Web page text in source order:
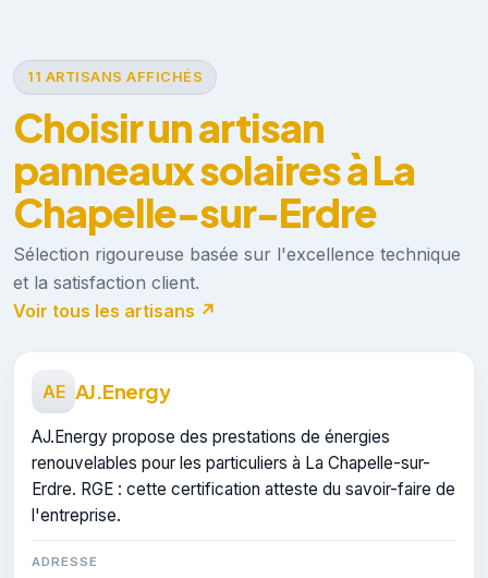
11 ARTISANS AFFICHÉS
Choisir un artisan
panneaux solaires à La
Chapelle-sur-Erdre
Sélection rigoureuse basée sur l'excellence technique
et la satisfaction client.
Voir tous les artisans ↗
AE AJ.Energy
AJ.Energy propose des prestations de énergies
renouvelables pour les particuliers à La Chapelle-sur-
Erdre. RGE : cette certification atteste du savoir-faire de
l'entreprise.
ADRESSE